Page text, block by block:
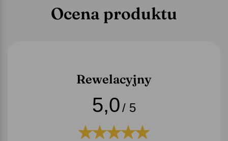
Ocena produktu
Rewelacyjny
5,0/ 5